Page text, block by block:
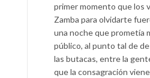
primer momento que los
Zamba para olvidarte
una noche que prometía
público, al punto tal de
las butacas, entre la
que la consagración